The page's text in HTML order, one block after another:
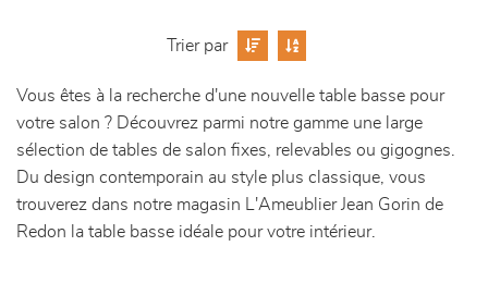
décoration
Trier par
Vous êtes à la recherche d'une nouvelle table basse pour
votre salon ? Découvrez parmi notre gamme une large
sélection de tables de salon fixes, relevables ou gigognes.
Du design contemporain au style plus classique, vous
trouverez dans notre magasin L'Ameublier Jean Gorin de
Redon la table basse idéale pour votre intérieur.